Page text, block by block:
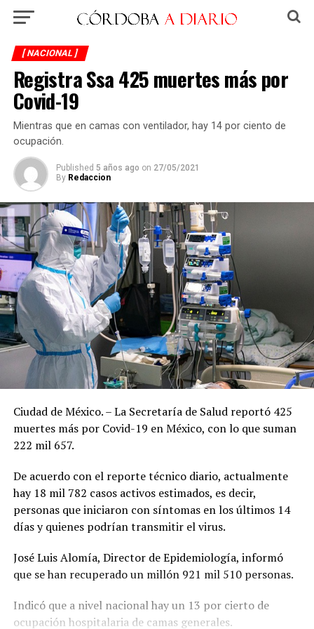
[ NACIONAL ]
Registra Ssa 425 muertes más por
Covid-19
Mientras que en camas con ventilador, hay 14 por ciento de
ocupación.
Published 5 años ago on 27/05/2021
By Redaccion
Ciudad de México. – La Secretaría de Salud reportó 425
muertes más por Covid-19 en México, con lo que suman
222 mil 657.
De acuerdo con el reporte técnico diario, actualmente
hay 18 mil 782 casos activos estimados, es decir,
personas que iniciaron con síntomas en los últimos 14
días y quienes podrían transmitir el virus.
José Luis Alomía, Director de Epidemiología, informó
que se han recuperado un millón 921 mil 510 personas.
Indicó que a nivel nacional hay un 13 por cierto de
ocupación hospitalaria de camas generales.